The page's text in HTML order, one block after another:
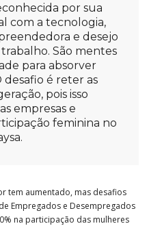
por sua
com a tecnologia,
e desejo
São mentes
para absorver
é reter as
pois isso
empresas e
feminina no
tem aumentado, mas desafios
Empregados e Desempregados
na participação das mulheres